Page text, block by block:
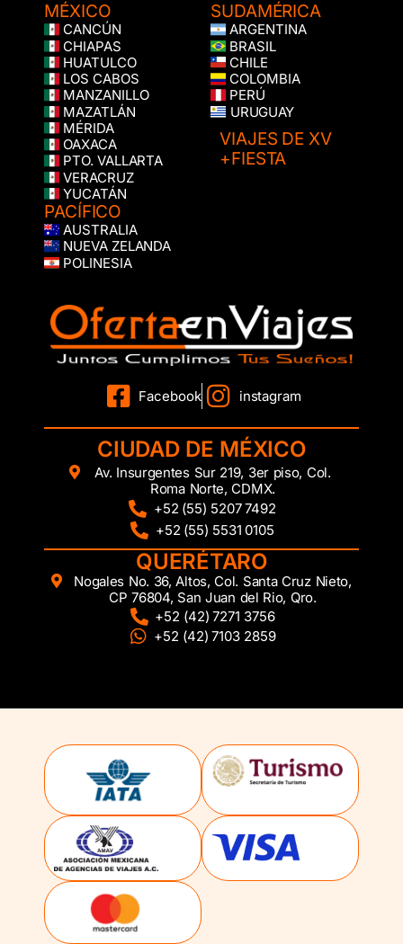
MÉXICO
CANCÚN
CHIAPAS
HUATULCO
LOS CABOS
MANZANILLO
MAZATLÁN
MÉRIDA
OAXACA
PTO. VALLARTA
VERACRUZ
YUCATÁN
PACÍFICO
AUSTRALIA
NUEVA ZELANDA
POLINESIA
SUDAMÉRICA
ARGENTINA
BRASIL
CHILE
COLOMBIA
PERÚ
URUGUAY
VIAJES DE XV
+FIESTA
Facebook instagram
CIUDAD DE MÉXICO
Av. Insurgentes Sur 219, 3er piso, Col.
Roma Norte, CDMX.
+52 (55) 5207 7492
+52 (55) 5531 0105
QUERÉTARO
Nogales No. 36, Altos, Col. Santa Cruz Nieto,
CP 76804, San Juan del Rio, Qro.
+52 (42) 7271 3756
+52 (42) 7103 2859